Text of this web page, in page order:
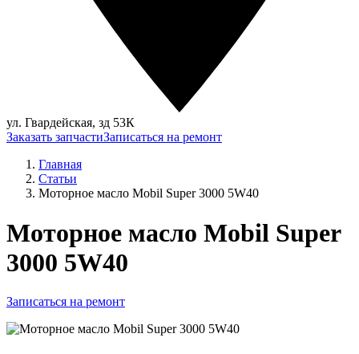
ул. Гвардейская, зд 53К
Заказать запчастиЗаписаться на ремонт
Главная
Статьи
Моторное масло Mobil Super 3000 5W40
Моторное масло Mobil Super
3000 5W40
Записаться на ремонт